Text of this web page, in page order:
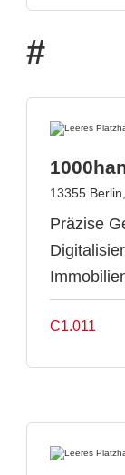
#
13355
Präzise
C1.011